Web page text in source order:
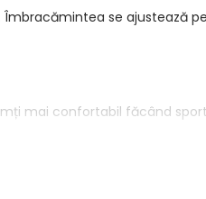
se ajustează
mai confortabil făcând